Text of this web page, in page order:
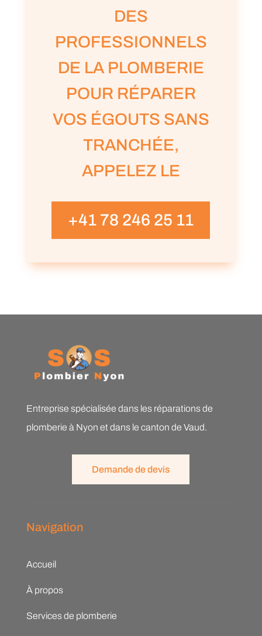
DES
PROFESSIONNELS
DE LA PLOMBERIE
POUR RÉPARER
VOS ÉGOUTS SANS
TRANCHÉE,
APPELEZ LE
+41 78 246 25 11
Entreprise spécialisée dans les réparations de
plomberie à Nyon et dans le canton de Vaud.
Demande de devis
Navigation
Accueil
À propos
Services de plomberie